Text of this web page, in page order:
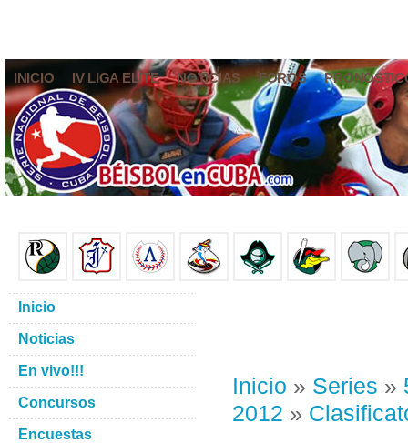
INICIO IV LIGA ELITE NOTICIAS FOROS
Inicio » Series »
2012 »
Inicio
Noticias
En vivo!!!
Concursos
Encuestas